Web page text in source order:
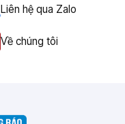
Liên hệ qua Zalo
Về chúng tôi